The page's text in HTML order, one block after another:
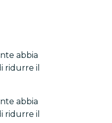
abbia
ridurre il
abbia
ridurre il